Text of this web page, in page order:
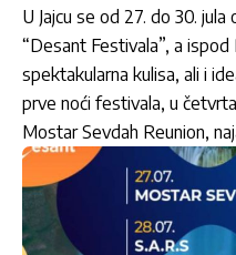
U Jajcu se od 27. do 30.
“Desant Festivala”, a
spektakularna kulisa, ali i
prve noći festivala, u
Mostar Sevdah Reunion,